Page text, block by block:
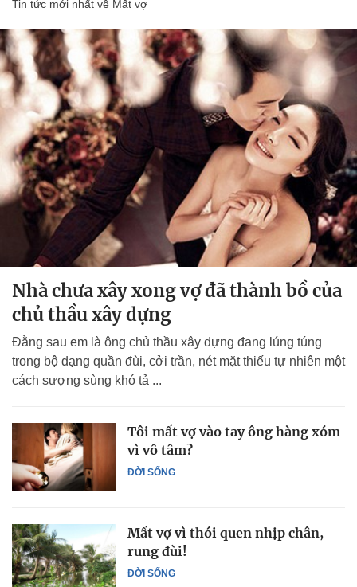
Tin tức mới nhất về Mất vợ
Nhà chưa xây xong vợ đã thành bồ của
chủ thầu xây dựng
Đằng sau em là ông chủ thầu xây dựng đang lúng túng
trong bộ dạng quần đùi, cởi trần, nét mặt thiếu tự nhiên một
cách sượng sùng khó tả ...
ĐỜI SỐNG
Tôi mất vợ vào tay ông hàng xóm
vì vô tâm?
ĐỜI SỐNG
Mất vợ vì thói quen nhịp chân,
rung đùi!